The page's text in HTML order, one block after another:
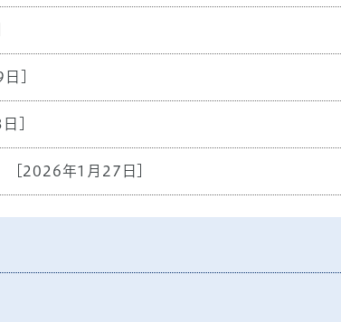
]
]
[2026年1月27日]